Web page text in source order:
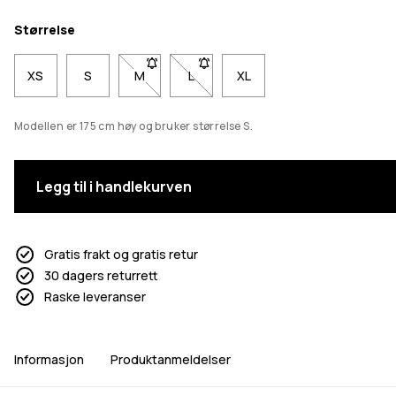
Størrelse
XS S M- Størrelse M er ikke tilgjengelig. Klikk for å
L- Størrelse L er ikke tilgjengelig.
XL
Modellen er 175 cm høy og bruker størrelse S.
Legg til i handlekurven
Gratis frakt og gratis retur
30 dagers returrett
Raske leveranser
Informasjon Produktanmeldelser